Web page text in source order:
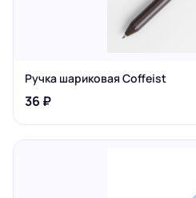
Ручка шариковая Coffeist
36 ₽